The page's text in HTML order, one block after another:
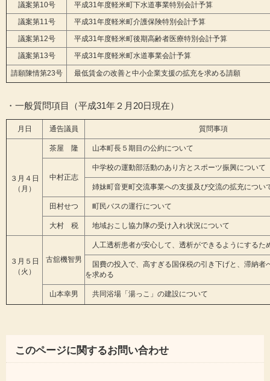
議案第10号
平成31年度軽米町下水道事業特別会計予算
議案第11号
平成31年度軽米町介護保険特別会計予算
議案第12号
平成31年度軽米町後期高齢者医療特別会計予算
議案第13号
平成31年度軽米町水道事業会計予算
請願陳情第23号 最低賃金の改善と中小企業支援の拡充を求める請願
・一般質問項目（平成31年２月20日現在）
月日 通告議員 質問事項
３月４日
（月）
茶屋 隆 山本町長５期目の公約について
中村正志
中学校の運動部活動のあり方とスポーツ振興について
姉妹町音更町交流事業への支援及び交流の拡充につい
田村せつ 町民バスの運行について
大村 税 地域おこし協力隊の受け入れ状況について
３月５日
（火）
古舘機智男
人工透析患者が安心して、透析ができるようにするた
国費の投入で、高すぎる国保税の引き下げと、滞納者
を求める
山本幸男 共同浴場「湯っこ」の建設について
このページに関するお問い合わせ